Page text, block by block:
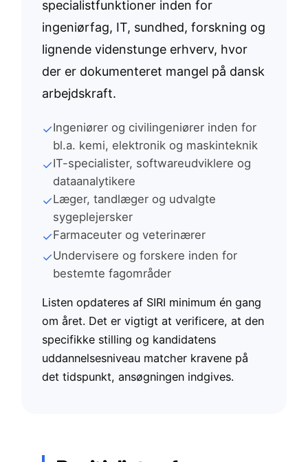
specialistfunktioner inden for
ingeniørfag, IT, sundhed, forskning og
lignende videnstunge erhverv, hvor
der er dokumenteret mangel på dansk
arbejdskraft.
✓Ingeniører og civilingeniører inden for
bl.a. kemi, elektronik og maskinteknik
✓IT-specialister, softwareudviklere og
dataanalytikere
✓Læger, tandlæger og udvalgte
sygeplejersker
✓Farmaceuter og veterinærer
✓Undervisere og forskere inden for
bestemte fagområder
Listen opdateres af SIRI minimum én gang
om året. Det er vigtigt at verificere, at den
specifikke stilling og kandidatens
uddannelsesniveau matcher kravene på
det tidspunkt, ansøgningen indgives.